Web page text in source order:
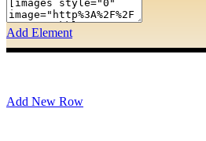
Add Element
Add New Row